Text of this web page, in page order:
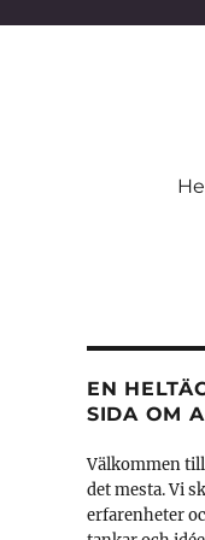
EN
SIDA OM
Välkommen
det mesta. Vi
erfarenheter